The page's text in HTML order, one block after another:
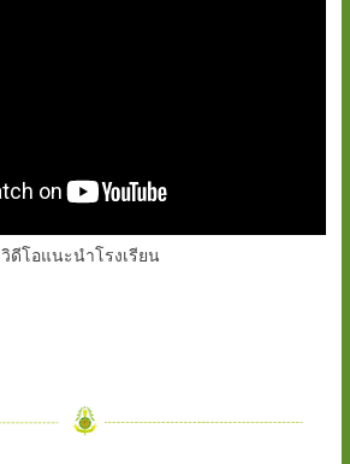
วิดีโอแนะนำโรงเรียน